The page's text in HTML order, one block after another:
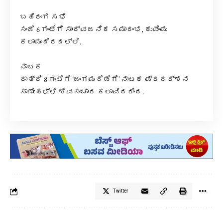
ಬಹಿರಂಗ ಸಭೆ
ಸಂಜೆ 6 ಗಂಟೆಗೆ ಸಾರ್ವಜನಿಕ ಸಮಾರಂಭ, ಕುವೆಂಪು
ಕಲಾಮಂದಿರದಲ್ಲಿ.
ನಾಟಕ
ರಾತ್ರಿ 8 ಗಂಟೆಗೆ ‘ಜಂಗಮದೆಡೆಗೆ’ ನಾಟಕ ಪ್ರದರ್ಶನ
ಸಾಣೇಹಳ್ಳಿ ಶಿವಸಂಚಾರ ಕಲಾವಿದರಿಂದ.
Twitter